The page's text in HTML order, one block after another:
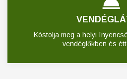
Kóstolja meg a helyi
vendéglőkben és